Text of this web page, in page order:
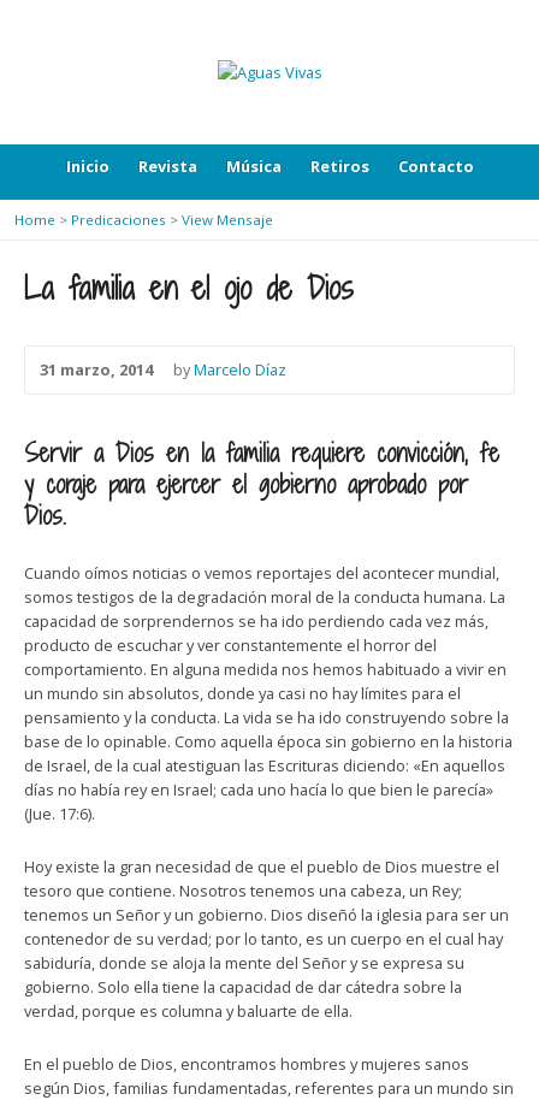
Inicio Revista Música Retiros Contacto
Home > Predicaciones > View Mensaje
La familia en el ojo de Dios
31 marzo, 2014 byMarcelo Díaz
Servir a Dios en la familia requiere convicción, fe
y coraje para ejercer el gobierno aprobado por
Dios.
Cuando oímos noticias o vemos reportajes del acontecer mundial,
somos testigos de la degradación moral de la conducta humana. La
capacidad de sorprendernos se ha ido perdiendo cada vez más,
producto de escuchar y ver constantemente el horror del
comportamiento. En alguna medida nos hemos habituado a vivir en
un mundo sin absolutos, donde ya casi no hay límites para el
pensamiento y la conducta. La vida se ha ido construyendo sobre la
base de lo opinable. Como aquella época sin gobierno en la historia
de Israel, de la cual atestiguan las Escrituras diciendo: «En aquellos
días no había rey en Israel; cada uno hacía lo que bien le parecía»
(Jue. 17:6).
Hoy existe la gran necesidad de que el pueblo de Dios muestre el
tesoro que contiene. Nosotros tenemos una cabeza, un Rey;
tenemos un Señor y un gobierno. Dios diseñó la iglesia para ser un
contenedor de su verdad; por lo tanto, es un cuerpo en el cual hay
sabiduría, donde se aloja la mente del Señor y se expresa su
gobierno. Solo ella tiene la capacidad de dar cátedra sobre la
verdad, porque es columna y baluarte de ella.
En el pueblo de Dios, encontramos hombres y mujeres sanos
según Dios, familias fundamentadas, referentes para un mundo sin